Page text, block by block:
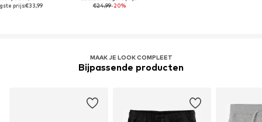
prijs:€33,99
€24,99-20%
MAAK JE LOOK COMPLEET
Bijpassende producten